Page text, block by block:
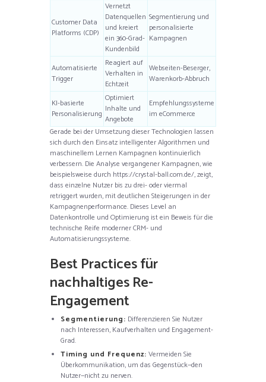
Customer Data
Platforms (CDP)
Vernetzt
Datenquellen
und kreiert
ein 360-Grad-
Kundenbild
Segmentierung und
personalisierte
Kampagnen
Automatisierte
Trigger
Reagiert auf
Verhalten in
Echtzeit
Webseiten-Beserger,
Warenkorb-Abbruch
KI-basierte
Personalisierung
Optimiert
Inhalte und
Angebote
Empfehlungssysteme
im eCommerce
Gerade bei der Umsetzung dieser Technologien lassen
sich durch den Einsatz intelligenter Algorithmen und
maschinellem Lernen Kampagnen kontinuierlich
verbessern. Die Analyse vergangener Kampagnen, wie
beispielsweise durch https://crystal-ball.com.de/, zeigt,
dass einzelne Nutzer bis zu drei- oder viermal
retriggert wurden, mit deutlichen Steigerungen in der
Kampagnenperformance. Dieses Level an
Datenkontrolle und Optimierung ist ein Beweis für die
technische Reife moderner CRM- und
Automatisierungssysteme.
Best Practices für
nachhaltiges Re-
Engagement
Segmentierung: Differenzieren Sie Nutzer
nach Interessen, Kaufverhalten und Engagement-
Grad.
Timing und Frequenz: Vermeiden Sie
Überkommunikation, um das Gegenstück—den
Nutzer—nicht zu nerven.